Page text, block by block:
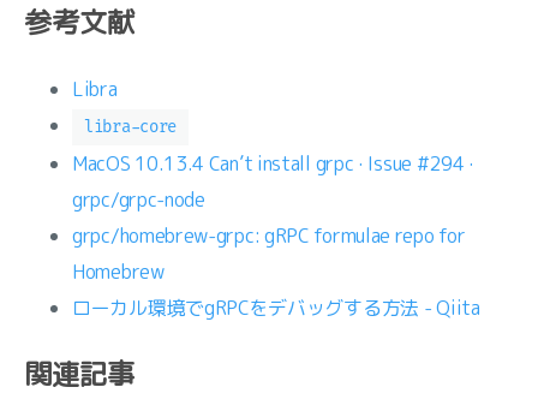
参考文献
Libra
libra-core
MacOS 10.13.4 Can’t install grpc · Issue #294 ·
grpc/grpc-node
grpc/homebrew-grpc: gRPC formulae repo for
Homebrew
ローカル環境でgRPCをデバッグする方法 - Qiita
関連記事